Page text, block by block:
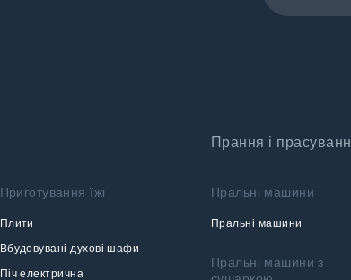
Приготування їжі
Плити
Вбудовувані духові шафи
Піч електрична
Прання і
Пральні машини
Пральні машини
Пральні машини з